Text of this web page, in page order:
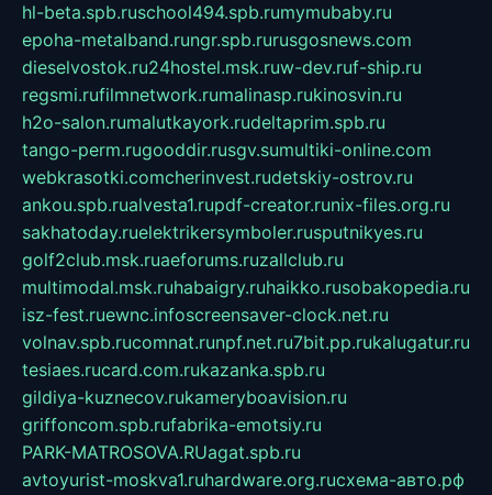
hl-beta.spb.ruschool494.spb.rumymubaby.ru
epoha-metalband.rungr.spb.rurusgosnews.com
dieselvostok.ru24hostel.msk.ruw-dev.ruf-ship.ru
regsmi.rufilmnetwork.rumalinasp.rukinosvin.ru
h2o-salon.rumalutkayork.rudeltaprim.spb.ru
tango-perm.rugooddir.rusgv.sumultiki-online.com
webkrasotki.comcherinvest.rudetskiy-ostrov.ru
ankou.spb.rualvesta1.rupdf-creator.runix-files.org.ru
sakhatoday.ruelektrikersymboler.rusputnikyes.ru
golf2club.msk.ruaeforums.ruzallclub.ru
multimodal.msk.ruhabaigry.ruhaikko.rusobakopedia.ru
isz-fest.ruewnc.infoscreensaver-clock.net.ru
volnav.spb.rucomnat.runpf.net.ru7bit.pp.rukalugatur.ru
tesiaes.rucard.com.rukazanka.spb.ru
gildiya-kuznecov.rukameryboavision.ru
griffoncom.spb.rufabrika-emotsiy.ru
PARK-MATROSOVA.RUagat.spb.ru
avtoyurist-moskva1.ruhardware.org.ruсхема-авто.рф